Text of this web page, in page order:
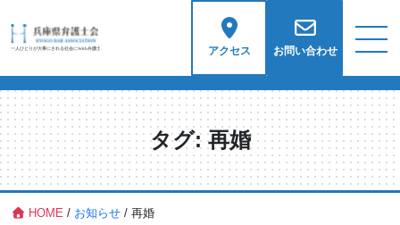
アクセス お問い合わせ
タグ:再婚
HOME / お知らせ /再婚